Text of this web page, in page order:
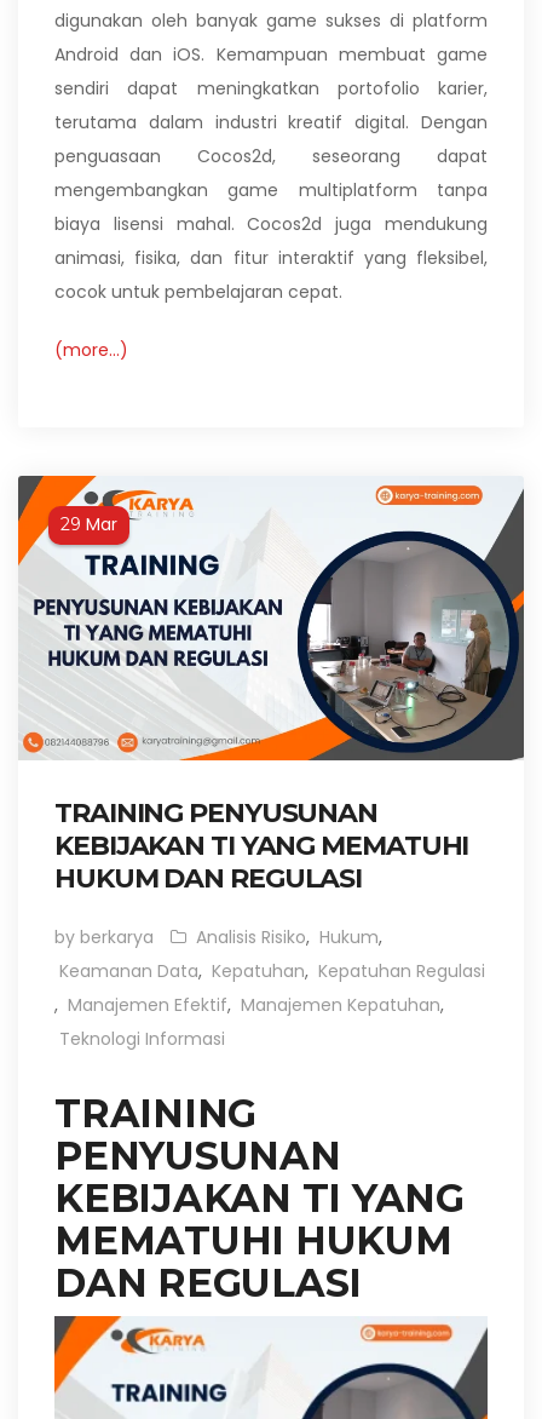
digunakan oleh banyak game sukses di platform
Android dan iOS. Kemampuan membuat game
sendiri dapat meningkatkan portofolio karier,
terutama dalam industri kreatif digital. Dengan
penguasaan Cocos2d, seseorang dapat
mengembangkan game multiplatform tanpa
biaya lisensi mahal. Cocos2d juga mendukung
animasi, fisika, dan fitur interaktif yang fleksibel,
cocok untuk pembelajaran cepat.
(more…)
29 Mar
TRAINING PENYUSUNAN
KEBIJAKAN TI YANG MEMATUHI
HUKUM DAN REGULASI
by berkarya Analisis Risiko, Hukum,
Keamanan Data, Kepatuhan, Kepatuhan Regulasi
, Manajemen Efektif, Manajemen Kepatuhan,
Teknologi Informasi
TRAINING
PENYUSUNAN
KEBIJAKAN TI YANG
MEMATUHI HUKUM
DAN REGULASI